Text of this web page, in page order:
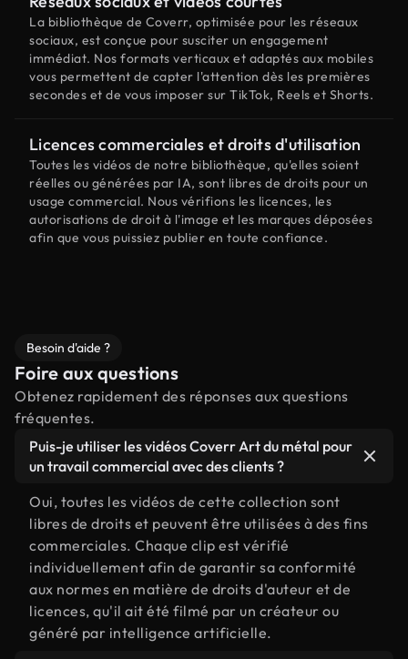
La bibliothèque de Coverr, optimisée pour les réseaux
sociaux, est conçue pour susciter un engagement
immédiat. Nos formats verticaux et adaptés aux mobiles
vous permettent de capter l'attention dès les premières
secondes et de vous imposer sur TikTok, Reels et Shorts.
Licences commerciales et droits d'utilisation
Toutes les vidéos de notre bibliothèque, qu'elles soient
réelles ou générées par IA, sont libres de droits pour un
usage commercial. Nous vérifions les licences, les
autorisations de droit à l'image et les marques déposées
afin que vous puissiez publier en toute confiance.
Besoin d'aide ?
Foire aux questions
Obtenez rapidement des réponses aux questions
fréquentes.
Puis-je utiliser les vidéos Coverr Art du métal pour
un travail commercial avec des clients ?
Oui, toutes les vidéos de cette collection sont
libres de droits et peuvent être utilisées à des fins
commerciales. Chaque clip est vérifié
individuellement afin de garantir sa conformité
aux normes en matière de droits d'auteur et de
licences, qu'il ait été filmé par un créateur ou
généré par intelligence artificielle.